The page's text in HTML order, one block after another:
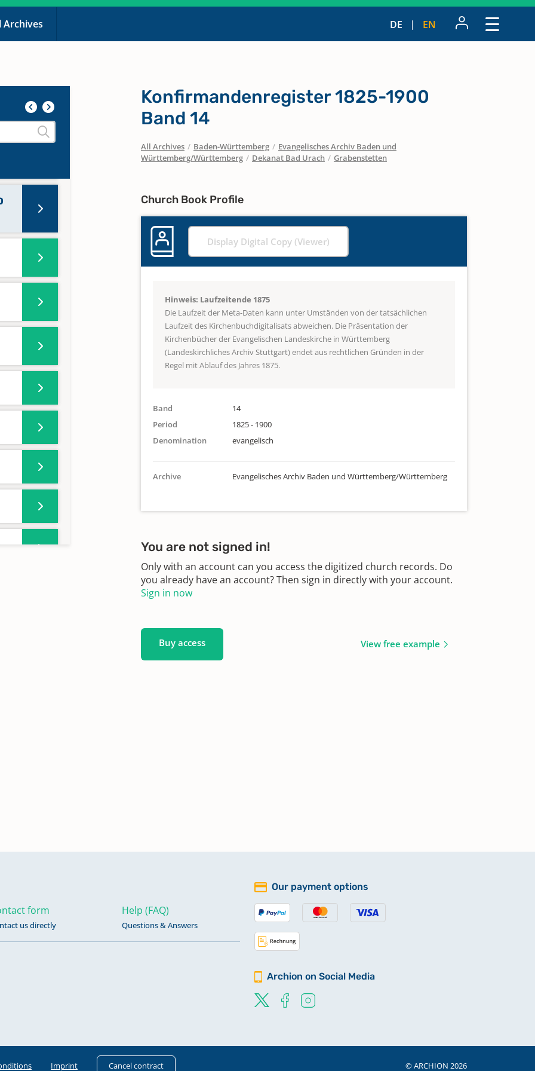
Archives DE EN
Konfirmandenregister 1825-1900
Band 14
All Archives / Baden-Württemberg / Evangelisches Archiv Baden und
Württemberg/Württemberg / Dekanat Bad Urach / Grabenstetten
Church Book Profile
Display Digital Copy (Viewer)
Hinweis: Laufzeitende 1875
Die Laufzeit der Meta-Daten kann unter Umständen von der tatsächlichen
Laufzeit des Kirchenbuchdigitalisats abweichen. Die Präsentation der
Kirchenbücher der Evangelischen Landeskirche in Württemberg
(Landeskirchliches Archiv Stuttgart) endet aus rechtlichen Gründen in der
Regel mit Ablauf des Jahres 1875.
Band
14
Period
1825 - 1900
Denomination
evangelisch
Archive Evangelisches Archiv Baden und Württemberg/Württemberg
You are not signed in!
Only with an account can you access the digitized church records. Do
you already have an account? Then sign in directly with your account.
Sign in now
Buy access View free example
form
us directly
Help (FAQ)
Questions & Answers
Our payment options
Archion on Social Media
Imprint Cancel contract © ARCHION 2026